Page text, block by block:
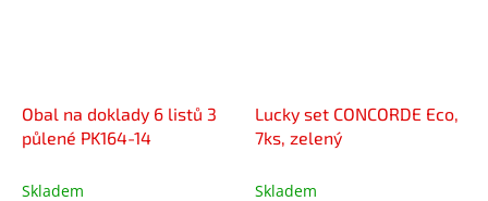
Obal na doklady 6 listů 3
půlené PK164-14
Skladem
Lucky set CONCORDE Eco,
7ks, zelený
Skladem